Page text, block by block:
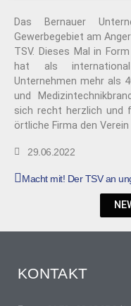
Das Bernauer
Gewerbegebiet am
TSV. Dieses Mal in
hat als international
Unternehmen mehr als
und
sich recht herzlich und
örtliche Firma den
29.06.2022
KONTAKT